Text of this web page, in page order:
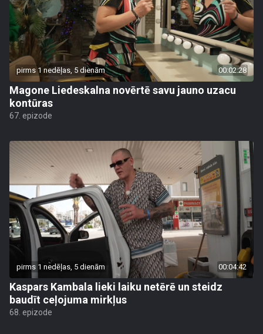
pirms 1 nedēļas, 5 dienām 00:02:28
Magone Liedeskalna novērtē savu jauno uzacu
kontūras
67. epizode
pirms 1 nedēļas, 5 dienām 00:04:42
Kaspars Kambala lieki laiku netērē un steidz
baudīt ceļojuma mirkļus
68. epizode